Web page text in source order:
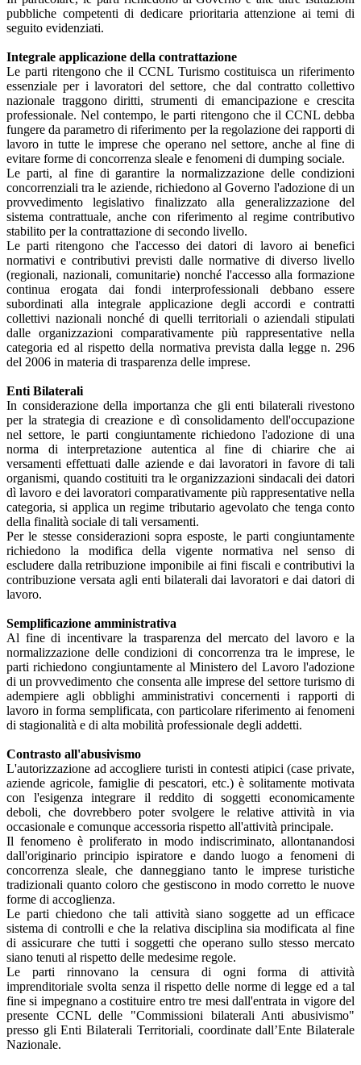
pubbliche competenti di dedicare prioritaria attenzione ai temi di
seguito evidenziati.
Integrale applicazione della contrattazione
Le parti ritengono che il CCNL Turismo costituisca un riferimento
essenziale per i lavoratori del settore, che dal contratto collettivo
nazionale traggono diritti, strumenti di emancipazione e crescita
professionale. Nel contempo, le parti ritengono che il CCNL debba
fungere da parametro di riferimento per la regolazione dei rapporti di
lavoro in tutte le imprese che operano nel settore, anche al fine di
evitare forme di concorrenza sleale e fenomeni di dumping sociale.
Le parti, al fine di garantire la normalizzazione delle condizioni
concorrenziali tra le aziende, richiedono al Governo l'adozione di un
provvedimento legislativo finalizzato alla generalizzazione del
sistema contrattuale, anche con riferimento al regime contributivo
stabilito per la contrattazione di secondo livello.
Le parti ritengono che l'accesso dei datori di lavoro ai benefici
normativi e contributivi previsti dalle normative di diverso livello
(regionali, nazionali, comunitarie) nonché l'accesso alla formazione
continua erogata dai fondi interprofessionali debbano essere
subordinati alla integrale applicazione degli accordi e contratti
collettivi nazionali nonché di quelli territoriali o aziendali stipulati
dalle organizzazioni comparativamente più rappresentative nella
categoria ed al rispetto della normativa prevista dalla legge n. 296
del 2006 in materia di trasparenza delle imprese.
Enti Bilaterali
In considerazione della importanza che gli enti bilaterali rivestono
per la strategia di creazione e dì consolidamento dell'occupazione
nel settore, le parti congiuntamente richiedono l'adozione di una
norma di interpretazione autentica al fine di chiarire che ai
versamenti effettuati dalle aziende e dai lavoratori in favore di tali
organismi, quando costituiti tra le organizzazioni sindacali dei datori
dì lavoro e dei lavoratori comparativamente più rappresentative nella
categoria, si applica un regime tributario agevolato che tenga conto
della finalità sociale di tali versamenti.
Per le stesse considerazioni sopra esposte, le parti congiuntamente
richiedono la modifica della vigente normativa nel senso di
escludere dalla retribuzione imponibile ai fini fiscali e contributivi la
contribuzione versata agli enti bilaterali dai lavoratori e dai datori di
lavoro.
Semplificazione amministrativa
Al fine di incentivare la trasparenza del mercato del lavoro e la
normalizzazione delle condizioni di concorrenza tra le imprese, le
parti richiedono congiuntamente al Ministero del Lavoro l'adozione
di un provvedimento che consenta alle imprese del settore turismo di
adempiere agli obblighi amministrativi concernenti i rapporti di
lavoro in forma semplificata, con particolare riferimento ai fenomeni
di stagionalità e di alta mobilità professionale degli addetti.
Contrasto all'abusivismo
L'autorizzazione ad accogliere turisti in contesti atipici (case private,
aziende agricole, famiglie di pescatori, etc.) è solitamente motivata
con l'esigenza integrare il reddito di soggetti economicamente
deboli, che dovrebbero poter svolgere le relative attività in via
occasionale e comunque accessoria rispetto all'attività principale.
Il fenomeno è proliferato in modo indiscriminato, allontanandosi
dall'originario principio ispiratore e dando luogo a fenomeni di
concorrenza sleale, che danneggiano tanto le imprese turistiche
tradizionali quanto coloro che gestiscono in modo corretto le nuove
forme di accoglienza.
Le parti chiedono che tali attività siano soggette ad un efficace
sistema di controlli e che la relativa disciplina sia modificata al fine
di assicurare che tutti i soggetti che operano sullo stesso mercato
siano tenuti al rispetto delle medesime regole.
Le parti rinnovano la censura di ogni forma di attività
imprenditoriale svolta senza il rispetto delle norme di legge ed a tal
fine si impegnano a costituire entro tre mesi dall'entrata in vigore del
presente CCNL delle "Commissioni bilaterali Anti abusivismo"
presso gli Enti Bilaterali Territoriali, coordinate dall’Ente Bilaterale
Nazionale.